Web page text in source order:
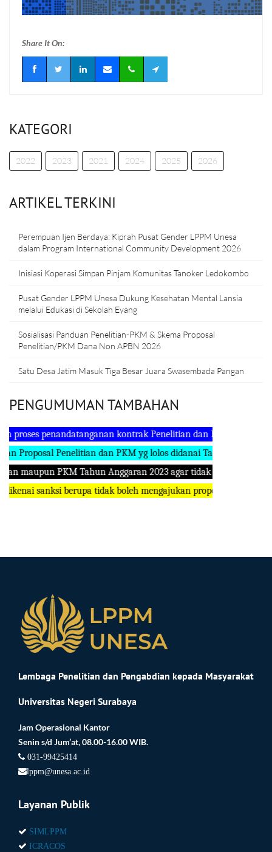
Share It On:
KATEGORI
2022 2023 2021 2024 2025 2026
ARTIKEL TERKINI
Perempuan Ijen Berdaya: Kiprah Pusat Gender LPPM Unesa
dalam Program International Community Development 2026
Inisiasi Koperasi Simpan Pinjam Komunitas Tanoker Ledokombo
Pusat Gender LPPM Unesa Dukung Kesehatan Mental Lansia
melalui Edukasi di Sekolah Eyang
Sosialisasi Panduan Penelitian-PKM & Skema Proposal
Penelitian/PKM Dana Non APBN 2026
Satu Desa Jatim Masuk Tiga Besar Juara Swasembada Pangan
PENGUMUMAN TAMBAHAN
penandatanganan kontrak Penelitian dan PKM Dana NON
Penelitian dan PKM yg lolos didanai Tahun Anggaran 2024
PKM Tahun Anggaran 2023 agar tidak ada tanggungan di
sanksi berupa tidak boleh mengajukan proposal penelitian
Lembaga Penelitian dan Pengabdian kepada Masyarakat
Universitas Negeri Surabaya
Jam Operasional Kantor
Senin s/d Jum’at, 08.00-16.00 WIB.
031-99425414
lppm@unesa.ac.id
Layanan Publik
SIMLPPM
ICRACOS